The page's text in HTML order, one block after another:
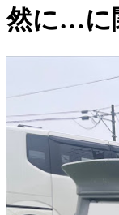
然に…に